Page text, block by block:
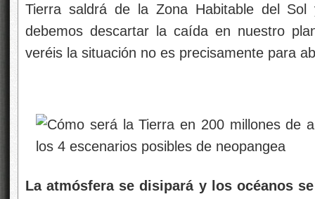
Tierra saldrá de la Zona Habitable del
debemos descartar la caída en nuestro
veréis la situación no es precisamente para
La atmósfera se disipará y los océanos